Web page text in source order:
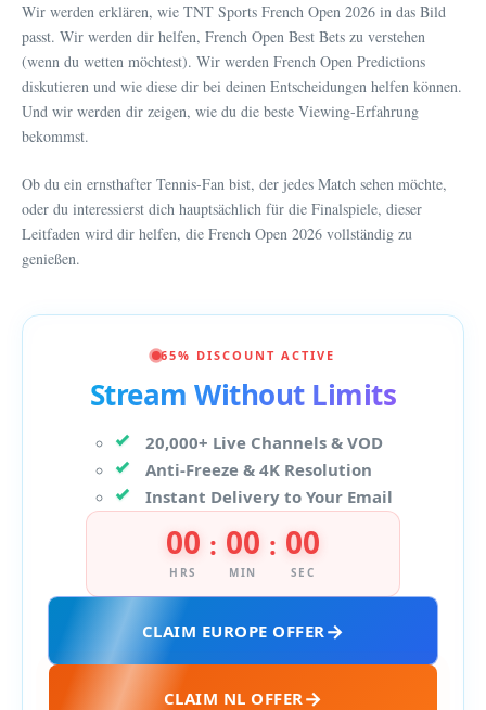
Wir werden erklären, wie TNT Sports French Open 2026 in das Bild
passt. Wir werden dir helfen, French Open Best Bets zu verstehen
(wenn du wetten möchtest). Wir werden French Open Predictions
diskutieren und wie diese dir bei deinen Entscheidungen helfen können.
Und wir werden dir zeigen, wie du die beste Viewing-Erfahrung
bekommst.
Ob du ein ernsthafter Tennis-Fan bist, der jedes Match sehen möchte,
oder du interessierst dich hauptsächlich für die Finalspiele, dieser
Leitfaden wird dir helfen, die French Open 2026 vollständig zu
genießen.
65% DISCOUNT ACTIVE
Stream Without Limits
20,000+ Live Channels & VOD
Anti-Freeze & 4K Resolution
Instant Delivery to Your Email
00
HRS
: 00
MIN
: 00
SEC
CLAIM EUROPE OFFER
CLAIM NL OFFER